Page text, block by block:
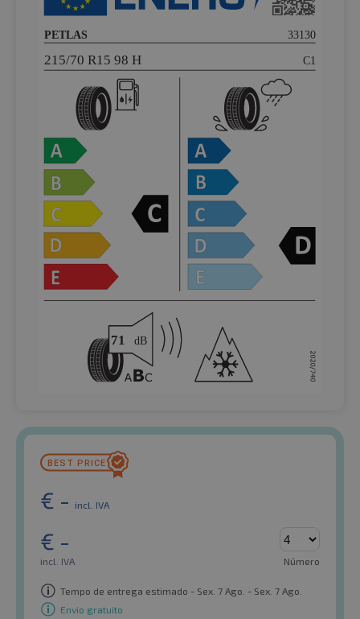
€ - incl. IVA
€ -
incl. IVA Número
Tempo de entrega estimado - Sex. 7 Ago. - Sex. 7 Ago.
Envio gratuito